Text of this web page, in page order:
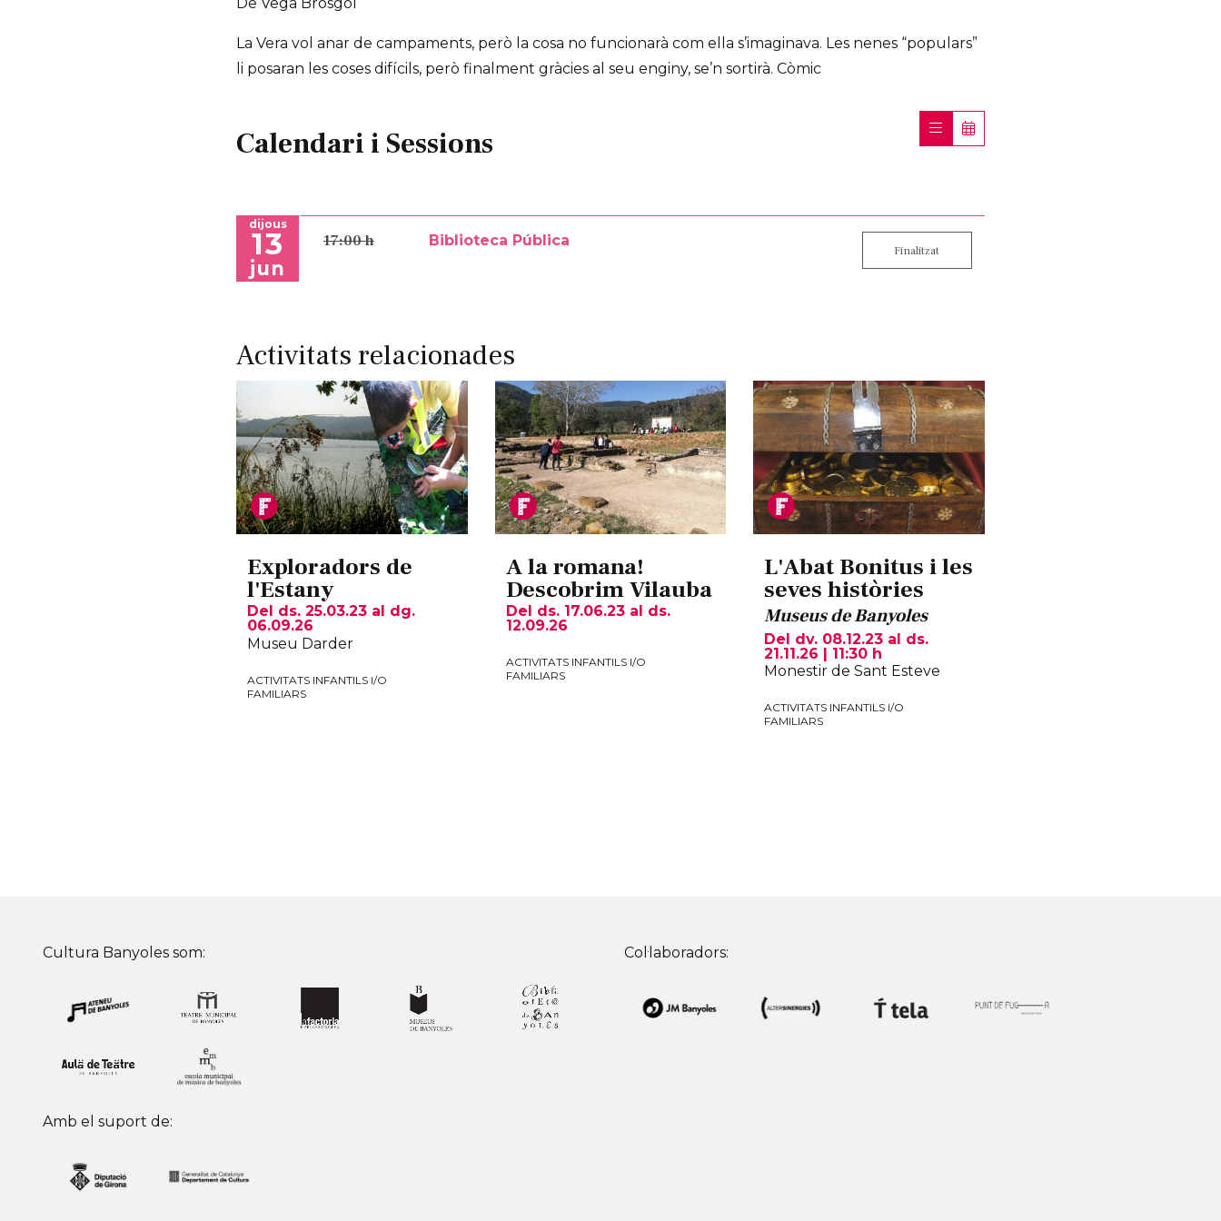
La Vera vol anar de campaments, però la cosa no funcionarà com ella s’imaginava. Les nenes “populars”
li posaran les coses difícils, però finalment gràcies al seu enginy, se’n sortirà. Còmic
Calendari i Sessions
dijous
13
jun
17:00 h Biblioteca Pública
Finalitzat
Activitats relacionades
Exploradors de
l'Estany
Del ds. 25.03.23 al dg.
06.09.26
Museu Darder
ACTIVITATS INFANTILS I/O
FAMILIARS
A la romana!
Descobrim Vilauba
Del ds. 17.06.23al ds.
12.09.26
ACTIVITATS INFANTILS I/O
FAMILIARS
L'Abat Bonitus i les
seves històries
Museus de Banyoles
Del dv. 08.12.23 al ds.
21.11.26
11:30 h
Monestir de Sant Esteve
ACTIVITATS INFANTILS I/O
FAMILIARS
Cultura Banyoles som:
Amb el suport de:
Col·laboradors: